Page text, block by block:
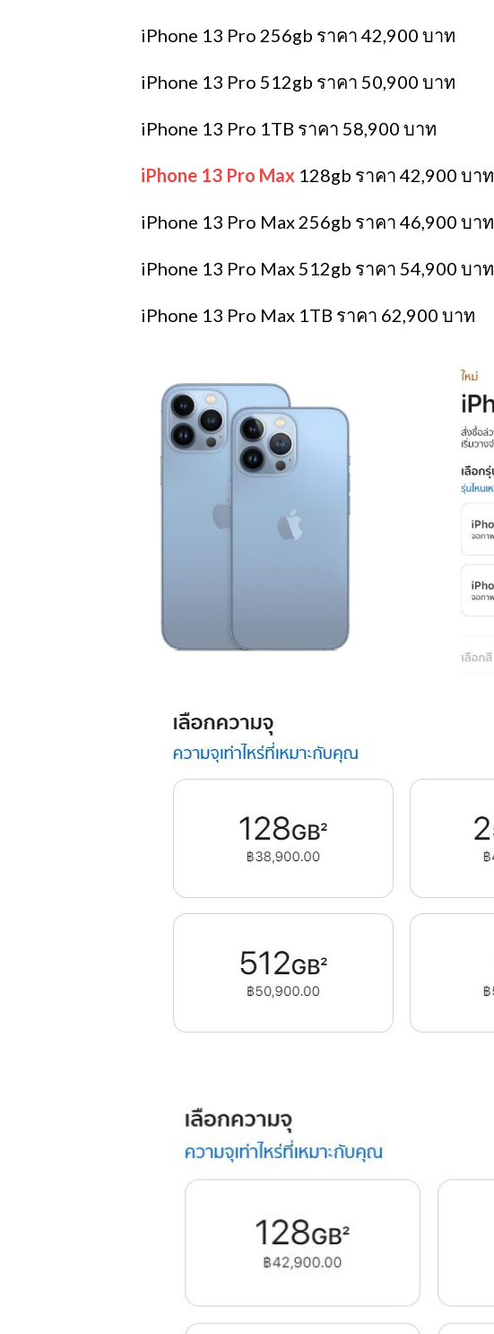
iPhone 13 Pro 256gb ราคา 42,900 บาท
iPhone 13 Pro 512gb ราคา 50,900 บาท
iPhone 13 Pro 1TB ราคา 58,900 บาท
iPhone 13 Pro Max 128gb ราคา 42,900 บาท
iPhone 13 Pro Max 256gb ราคา 46,900 บาท
iPhone 13 Pro Max 512gb ราคา 54,900 บาท
iPhone 13 Pro Max 1TB ราคา 62,900 บาท